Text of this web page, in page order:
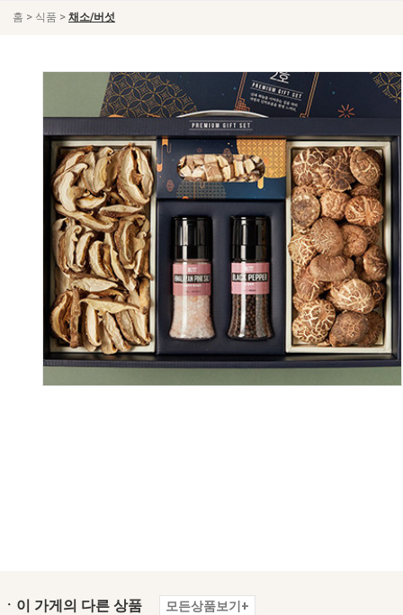
홈 > 식품 > 채소/버섯
ㆍ이 가게의 다른 상품 모든상품보기+